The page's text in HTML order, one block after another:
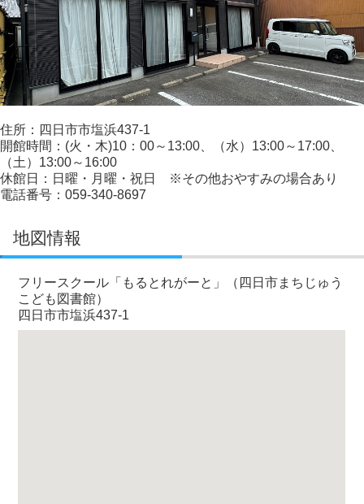
住所：四日市市塩浜437-1
開館時間：(火・木)10：00～13:00、（水）13:00～17:00、
（土）13:00～16:00
休館日：日曜・月曜・祝日 ※その他おやすみの場合あり
電話番号：059-340-8697
地図情報
フリースクール「もるとれがーと」（四日市まちじゅう
こども図書館）
四日市市塩浜437-1